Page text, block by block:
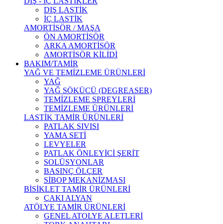
DIŞ LASTİK
İÇ LASTİK
AMORTİSÖR / MAŞA
ÖN AMORTİSÖR
ARKA AMORTİSÖR
AMORTİSÖR KİLİDİ
BAKIM/TAMİR
YAĞ VE TEMİZLEME ÜRÜNLERİ
YAĞ
YAĞ SÖKÜCÜ (DEGREASER)
TEMİZLEME SPREYLERİ
TEMİZLEME ÜRÜNLERİ
LASTİK TAMİR ÜRÜNLERİ
PATLAK SIVISI
YAMA SETİ
LEVYELER
PATLAK ÖNLEYİCİ ŞERİT
SOLÜSYONLAR
BASINÇ ÖLÇER
SİBOP MEKANİZMASI
BİSİKLET TAMİR ÜRÜNLERİ
ÇAKI ALYAN
ATÖLYE TAMİR ÜRÜNLERİ
GENEL ATOLYE ALETLERİ